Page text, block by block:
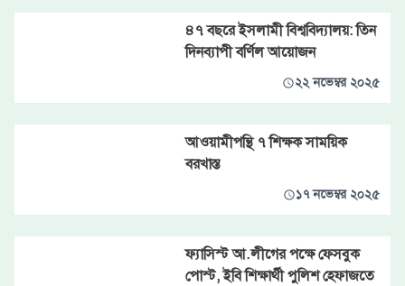
৪৭ বছরে ইসলামী বিশ্ববিদ্যালয়: তিন
দিনব্যাপী বর্ণিল আয়োজন
২২ নভেম্বর ২০২৫
আওয়ামীপন্থি ৭ শিক্ষক সাময়িক
বরখাস্ত
১৭ নভেম্বর ২০২৫
ফ্যাসিস্ট আ.লীগের পক্ষে ফেসবুক
পোস্ট, ইবি শিক্ষার্থী পুলিশ হেফাজতে